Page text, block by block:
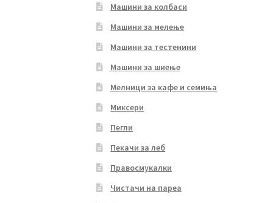
Машини за колбаси
Машини за мелење
Машини за тестенини
Машини за шиење
Мелници за кафе и семиња
Миксери
Пегли
Пекачи за леб
Правосмукалки
Чистачи на пареа